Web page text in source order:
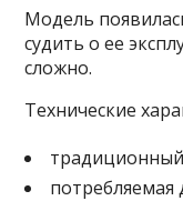
Модель
судить о ее
сложно.
Технические
традиционный